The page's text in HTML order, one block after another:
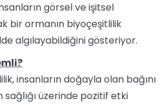
görsel ve işitsel
bir ormanın biyoçeşitlilik
algılayabildiğini gösteriyor.
insanların doğayla olan bağını
üzerinde pozitif etki